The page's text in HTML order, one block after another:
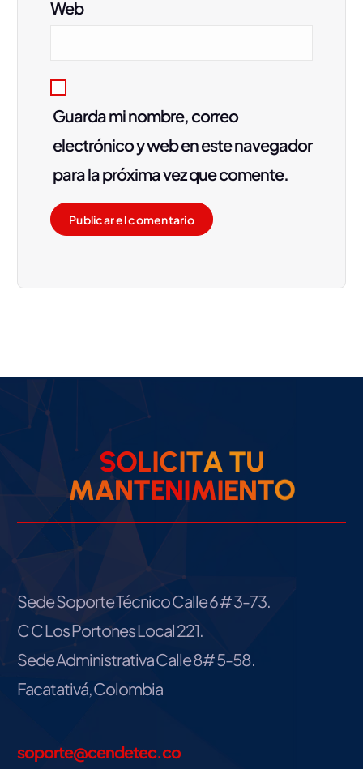
Web
Guarda mi nombre, correo
electrónico y web en este navegador
para la próxima vez que comente.
SOLICITATU
MANTENIMIENTO
Sede Soporte Técnico Calle 6 # 3-73.
C C Los Portones Local 221.
Sede Administrativa Calle 8# 5-58.
Facatativá, Colombia
soporte@cendetec.co